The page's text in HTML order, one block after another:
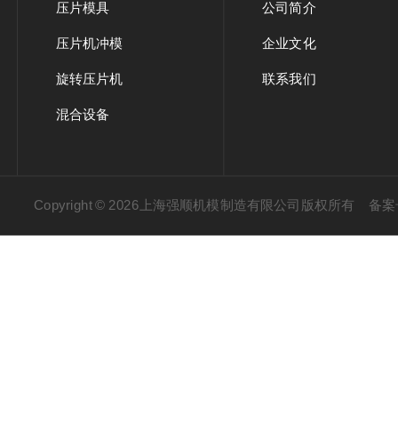
压片模具
压片机冲模
旋转压片机
混合设备
公司简介
企业文化
联系我们
Copyright © 2026上海强顺机模制造有限公司版权所有 备